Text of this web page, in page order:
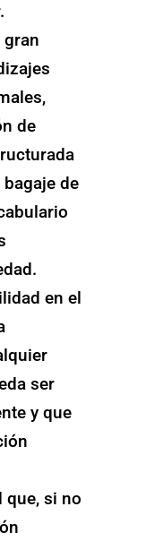
gran
de
de
en el
ser
y que
que, si no